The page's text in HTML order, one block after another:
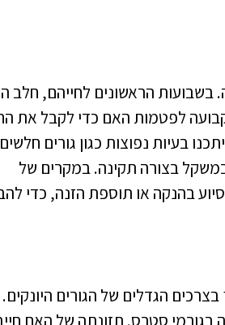
בשבועות הראשונים לחייהם, חלב
קבועה לפטמות האם כדי לקבל את
בעיות נפוצות כגון גורים
בצורה תקינה. במקרים של
בהנקה או תוספת הזנה, כדי
הגדלים של הגורים היונקים.
בגורמי סטרס. תזונתה של האם